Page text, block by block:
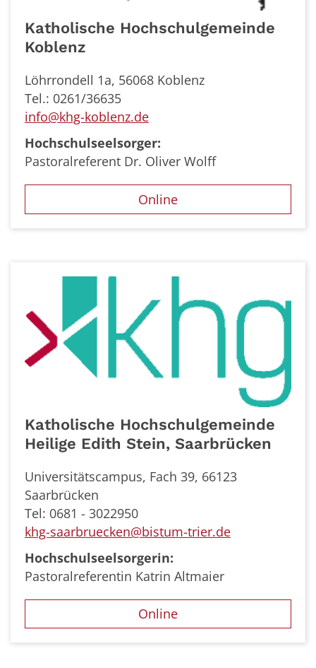
Katholische Hochschulgemeinde
Koblenz
Löhrrondell 1a, 56068 Koblenz
Tel.: 0261/36635
info@khg-koblenz.de
Hochschulseelsorger:
Pastoralreferent Dr. Oliver Wolff
Online
Katholische Hochschulgemeinde
Heilige Edith Stein, Saarbrücken
Universitätscampus, Fach 39, 66123
Saarbrücken
Tel: 0681 - 3022950
khg-saarbruecken@bistum-trier.de
Hochschulseelsorgerin:
Pastoralreferentin Katrin Altmaier
Online